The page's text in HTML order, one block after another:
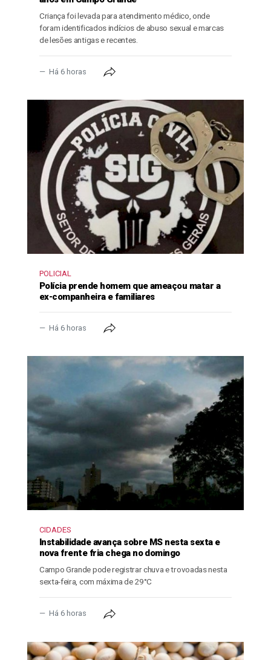
Criança foi levada para atendimento médico, onde
foram identificados indícios de abuso sexual e marcas
de lesões antigas e recentes.
Há 6 horas
POLICIAL
Polícia prende homem que ameaçou matar a
ex-companheira e familiares
Há 6 horas
CIDADES
Instabilidade avança sobre MS nesta sexta e
nova frente fria chega no domingo
Campo Grande pode registrar chuva e trovoadas nesta
sexta-feira, com máxima de 29°C
Há 6 horas